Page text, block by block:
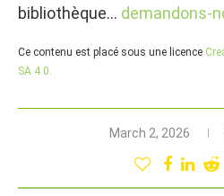
bibliothèque… demandons-
Ce contenu est placé sous une licence
SA 4.0.
March 2, 2026